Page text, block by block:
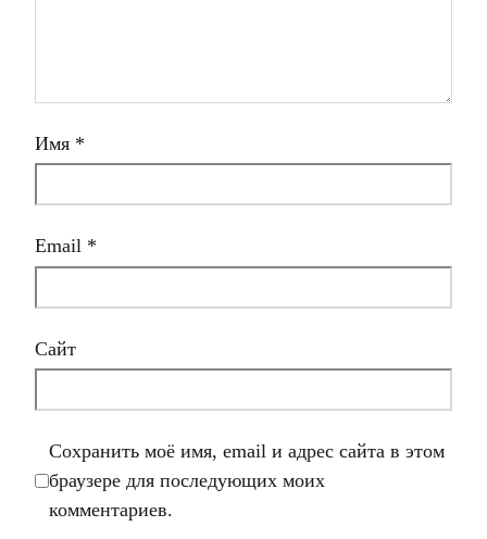
Имя *
Email *
Сайт
Сохранить моё имя, email и адрес сайта в этом
браузере для последующих моих
комментариев.